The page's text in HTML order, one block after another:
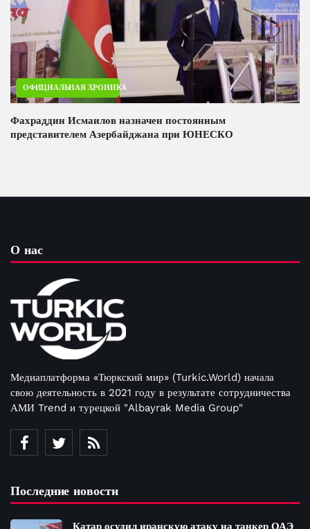
ОФИЦИАЛЬНАЯ ХРОНИКА
Фахраддин Исмаилов назначен постоянным
представителем Азербайджана при ЮНЕСКО
О нас
Медиаплатформа «Тюркский мир» (Turkic.World) начала
свою деятельность в 2021 году в результате сотрудничества
АМИ Trend и турецкой "Albayrak Media Group"
Последние новости
Катар осудил иранскую атаку на танкер ОАЭ